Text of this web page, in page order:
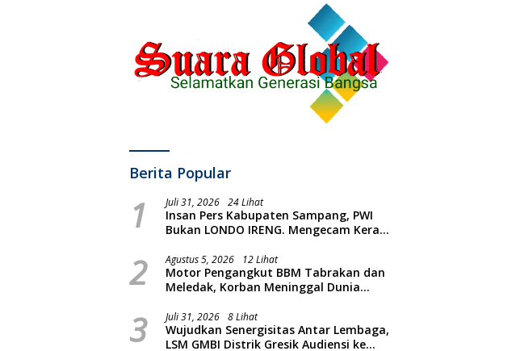
Berita Popular
1 Juli 31, 2026 24 Lihat
Insan Pers Kabupaten Sampang, PWI
Bukan LONDO IRENG. Mengecam Keras
Republik Indonesia
2 Agustus 5, 2026 12 Lihat
Motor Pengangkut BBM Tabrakan dan
Meledak, Korban Meninggal Dunia
3 Juli 31, 2026 8 Lihat
Wujudkan Senergisitas Antar Lembaga,
LSM GMBI Distrik Gresik Audiensi ke